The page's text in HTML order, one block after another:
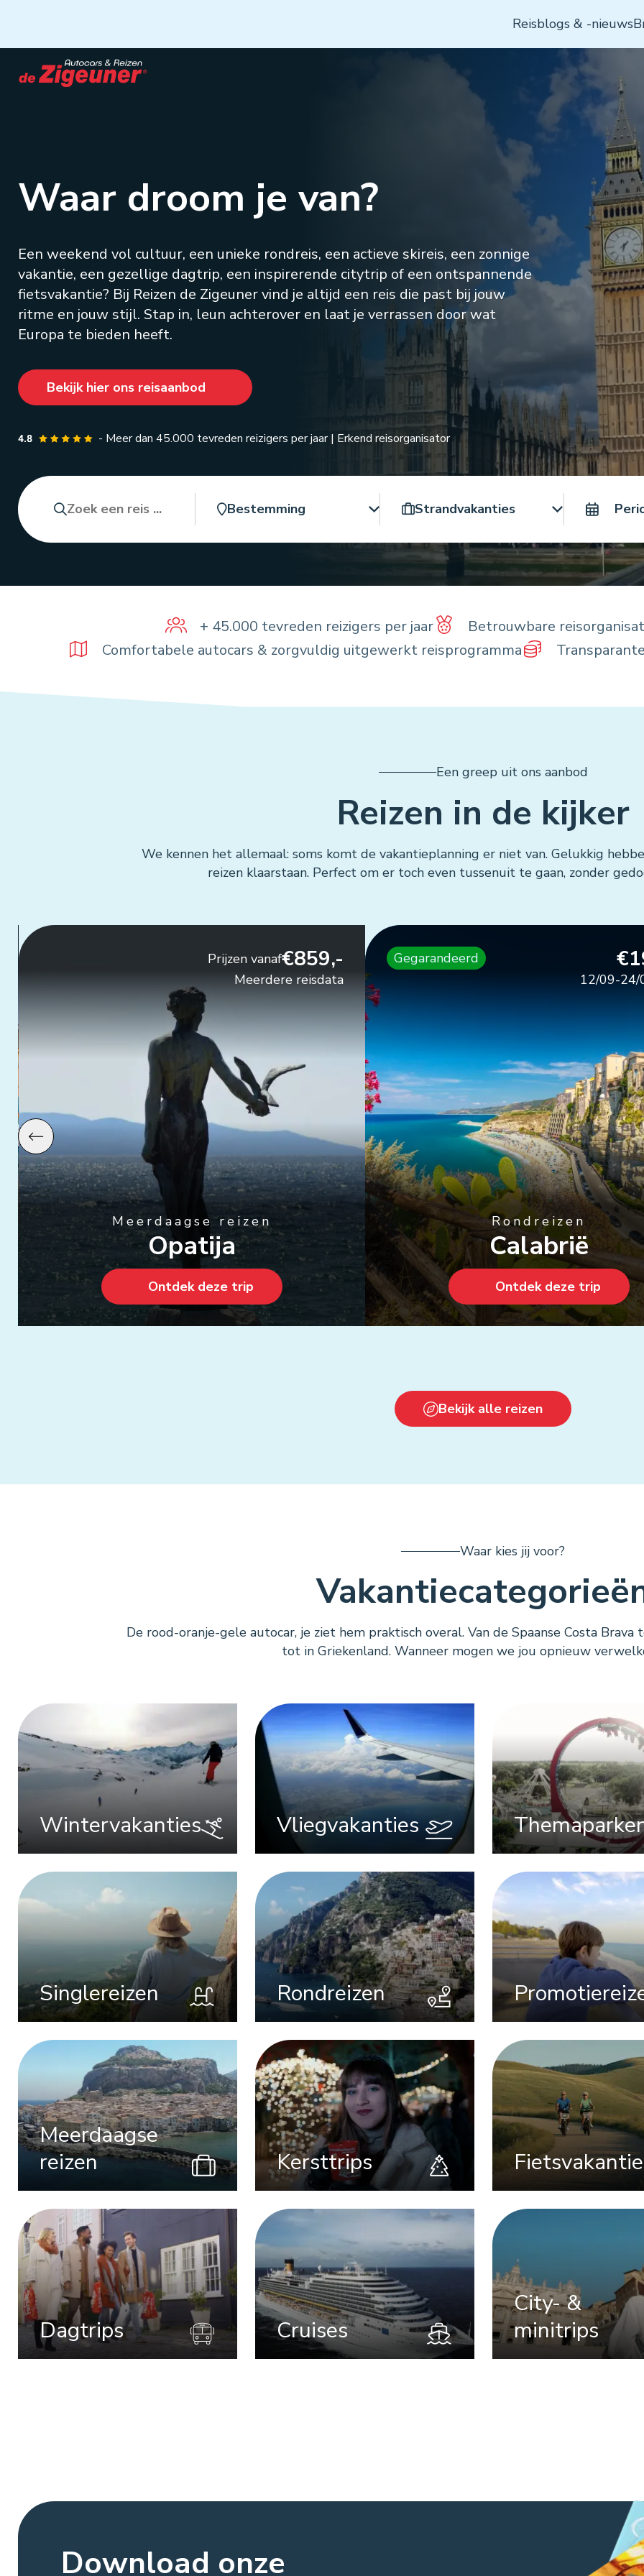
Bovenmenu
Reisblogs & -nieuws
Waar droom je van?
Een weekend vol cultuur, een unieke rondreis, een actieve skireis, een zonnige
vakantie, een gezellige dagtrip, een inspirerende citytrip of een ontspannende
fietsvakantie? Bij Reizen de Zigeuner vind je altijd een reis die past bij jouw
ritme en jouw stijl. Stap in, leun achterover en laat je verrassen door wat
Europa te bieden heeft.
Bekijk hier ons reisaanbod
- Meer dan 45.000 tevreden reizigers per jaar | Erkend reisorganisator
Zoeken Bestemming Reistype
+ 45.000 tevreden reizigers per jaar
Betrouwbare
Comfortabele autocars & zorgvuldig uitgewerkt reisprogramma
Een greep uit ons aanbod
Reizen in de kijker
We kennen het allemaal: soms komt de vakantieplanning er niet van. Gelukkig
reizen klaarstaan. Perfect om er toch even tussenuit te gaan, zonder
Vorige
€859,-
Meerdere reisdata
Meerdaagse reizen
Opatija
Ontdek deze trip
Gegarandeerd
12/09-24/09/2026
Rondreizen
Calabrië
Ontdek deze trip
Bekijk alle reizen
Waar kies jij voor?
De rood-oranje-gele autocar, je ziet hem praktisch overal. Van de Spaanse Costa
tot in Griekenland. Wanneer mogen we jou opnieuw
Wintervakanties Vliegvakanties
Singlereizen Rondreizen
Meerdaagse
reizen
Kersttrips
Dagtrips Cruises
City- &
minitrips
Download onze